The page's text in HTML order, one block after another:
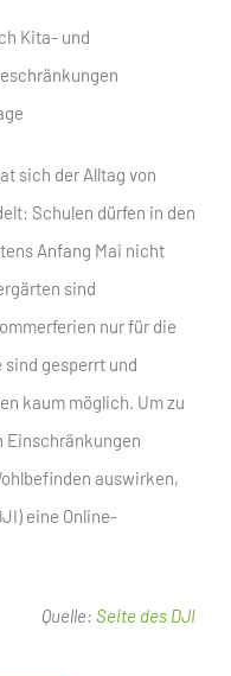
Kita- und
sich der Alltag von
Schulen dürfen in den
Anfang Mai nicht
sind
nur für die
gesperrt und
kaum möglich. Um zu
Einschränkungen
auswirken,
eine Online-
Quelle: Seite des DJI